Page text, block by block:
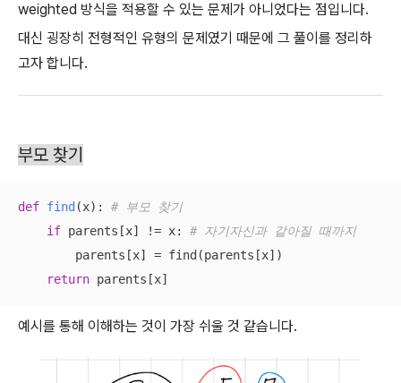
weighted 방식을 적용할 수 있는 문제가 아니었다는 점입니다.
대신 굉장히 전형적인 유형의 문제였기 때문에 그 풀이를 정리하
고자 합니다.
부모 찾기
def find (x):
# 부모 찾기
if parents[x] != x: # 자기자신과 같아질 때까지
        parents[x] = find(parents[x])
return parents[x]
예시를 통해 이해하는 것이 가장 쉬울 것 같습니다.